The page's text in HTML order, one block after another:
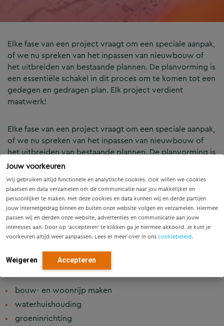
Jouw voorkeuren
Wij gebruiken altijd functionele en analytische cookies. Ook willen we cookies
plaatsen en data verzamelen om de communicatie naar jou makkelijker en
persoonlijker te maken. Met deze cookies en data kunnen wij en derde partijen
jouw internetgedrag binnen en buiten onze website volgen en verzamelen. Hiermee
passen wij en derden onze website, advertenties en communicatie aan jouw
interesses aan. Door op ‘accepteren’ te klikken ga je hiermee akkoord. Je kunt je
voorkeuren altijd weer aanpassen. Lees er meer over in ons cookiebeleid.
Weigeren Accepteren
Elke fase van een project vraagt om een speciale aanpak,
of we nu spreken van het inpassen van nieuwbouw of
het uitbreiden van bestaande plannen. De planvorming is
een essentiële schakel in dit proces om te komen tot een
gedegen en gedragen plan. Elk project verdient
maatwerk!
Elke fase van een project vraagt om een speciale aanpak,
of we nu spreken van het inpassen van nieuwbouw of
het uitbreiden van bestaande plannen. De planvorming is
een essentiële schakel in dit proces om te komen tot een
gedegen en gedragen plan. Elk project verdient
maatwerk!
Samen met u doorlopen we dit proces stap voor stap.
Gaat het om inpassing in bestaande infrastructuur of juist
om nieuwbouw, wij helpen u graag.
Onze collega’s ondersteunen en adviseren u graag bij:
bouw- en woonrijp maken
waterhuishouding
groeninrichting